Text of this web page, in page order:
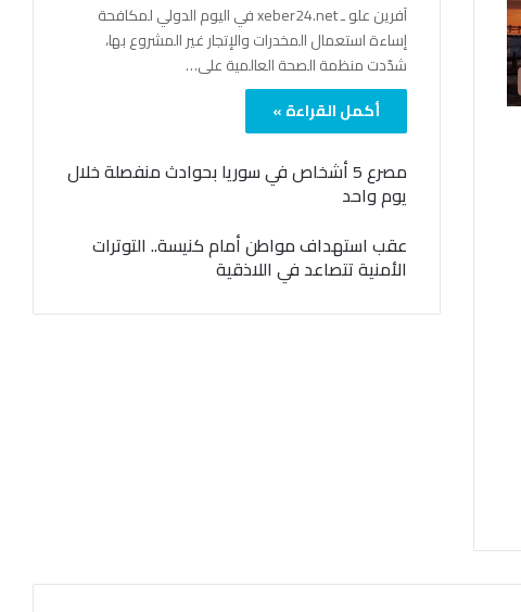
آفرين علو ـ xeber24.net في اليوم الدولي لمكافحة
إساءة استعمال المخدرات والإتجار غير المشروع بها،
شدّدت منظمة الصحة العالمية على…
أكمل القراءة »
مصرع 5 أشخاص في سوريا بحوادث منفصلة خلال
يوم واحد
عقب استهداف مواطن أمام كنيسة.. التوترات
الأمنية تتصاعد في اللاذقية